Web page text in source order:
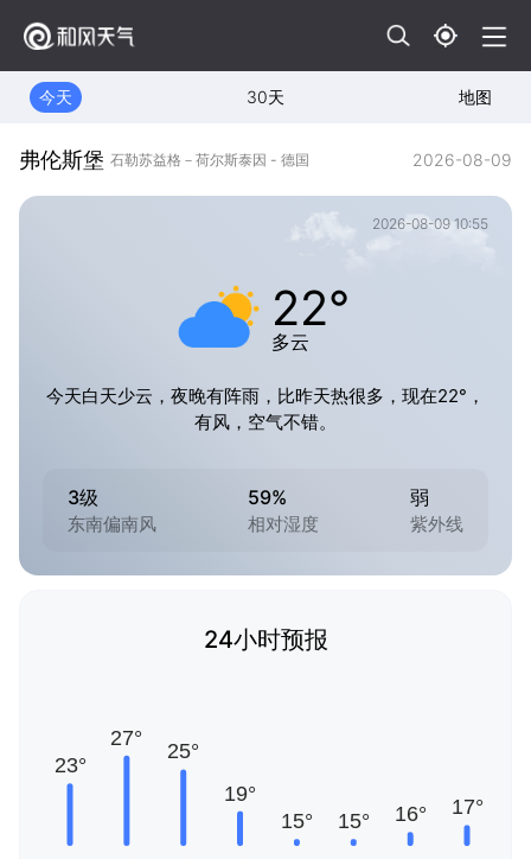
今天 30天 地图
弗伦斯堡 石勒苏益格－荷尔斯泰因 - 德国 2026-08-09
2026-08-09 10:55
22°
多云
今天白天少云，夜晚有阵雨，比昨天热很多，现在22°，
有风，空气不错。
3级
东南偏南风
59%
相对湿度
弱
紫外线
24小时预报